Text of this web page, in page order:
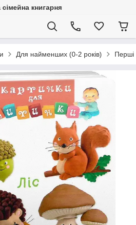
книгарня
Для найменших (0-2 років) Перші